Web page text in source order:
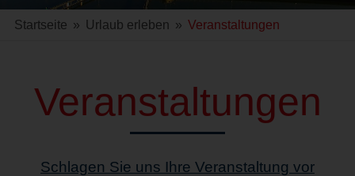
Startseite » Urlaub erleben » Veranstaltungen
Veranstaltungen
Schlagen Sie uns Ihre Veranstaltung vor